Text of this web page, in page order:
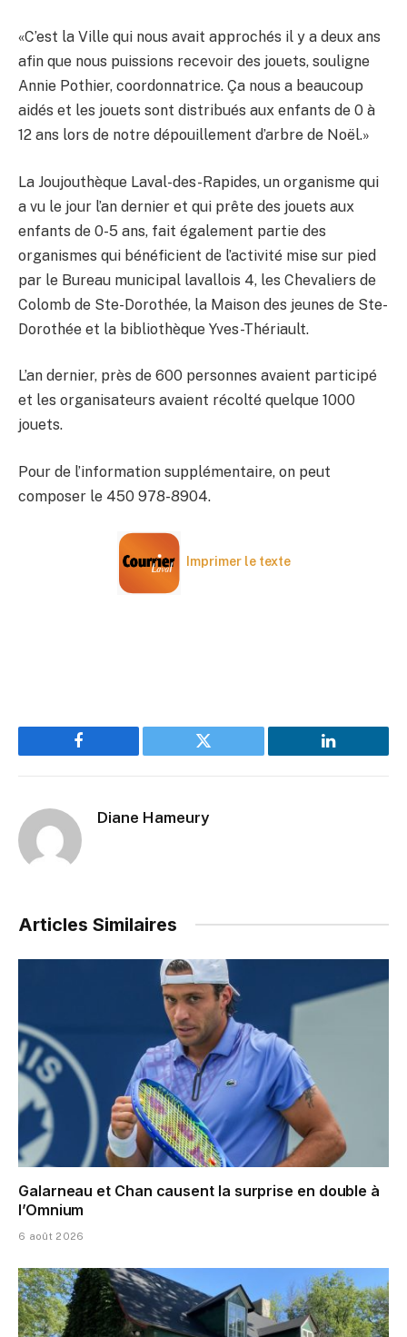
«C’est la Ville qui nous avait approchés il y a deux ans
afin que nous puissions recevoir des jouets, souligne
Annie Pothier, coordonnatrice. Ça nous a beaucoup
aidés et les jouets sont distribués aux enfants de 0 à
12 ans lors de notre dépouillement d’arbre de Noël.»
La Joujouthèque Laval-des-Rapides, un organisme qui
a vu le jour l’an dernier et qui prête des jouets aux
enfants de 0-5 ans, fait également partie des
organismes qui bénéficient de l’activité mise sur pied
par le Bureau municipal lavallois 4, les Chevaliers de
Colomb de Ste-Dorothée, la Maison des jeunes de Ste-
Dorothée et la bibliothèque Yves-Thériault.
L’an dernier, près de 600 personnes avaient participé
et les organisateurs avaient récolté quelque 1000
jouets.
Pour de l’information supplémentaire, on peut
composer le 450 978-8904.
Imprimer le texte
Facebook Twitter LinkedIn
Diane Hameury
Articles Similaires
Galarneau et Chan causent la surprise en double à
l’Omnium
6 août 2026